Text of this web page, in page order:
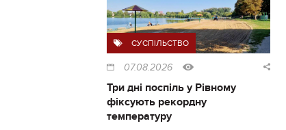
СУСПІЛЬСТВО
07.08.2026
Три дні поспіль у Рівному
фіксують рекордну
температуру